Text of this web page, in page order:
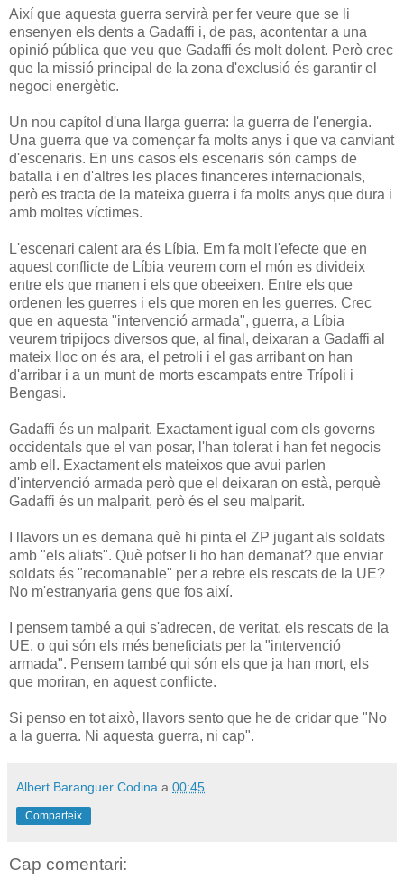
Així que aquesta guerra servirà per fer veure que se li
ensenyen els dents a Gadaffi i, de pas, acontentar a una
opinió pública que veu que Gadaffi és molt dolent. Però crec
que la missió principal de la zona d'exclusió és garantir el
negoci energètic.
Un nou capítol d'una llarga guerra: la guerra de l'energia.
Una guerra que va començar fa molts anys i que va canviant
d'escenaris. En uns casos els escenaris són camps de
batalla i en d'altres les places financeres internacionals,
però es tracta de la mateixa guerra i fa molts anys que dura i
amb moltes víctimes.
L'escenari calent ara és Líbia. Em fa molt l'efecte que en
aquest conflicte de Líbia veurem com el món es divideix
entre els que manen i els que obeeixen. Entre els que
ordenen les guerres i els que moren en les guerres. Crec
que en aquesta "intervenció armada", guerra, a Líbia
veurem tripijocs diversos que, al final, deixaran a Gadaffi al
mateix lloc on és ara, el petroli i el gas arribant on han
d'arribar i a un munt de morts escampats entre Trípoli i
Bengasi.
Gadaffi és un malparit. Exactament igual com els governs
occidentals que el van posar, l'han tolerat i han fet negocis
amb ell. Exactament els mateixos que avui parlen
d'intervenció armada però que el deixaran on està, perquè
Gadaffi és un malparit, però és el seu malparit.
I llavors un es demana què hi pinta el ZP jugant als soldats
amb "els aliats". Què potser li ho han demanat? que enviar
soldats és "recomanable" per a rebre els rescats de la UE?
No m'estranyaria gens que fos així.
I pensem també a qui s'adrecen, de veritat, els rescats de la
UE, o qui són els més beneficiats per la "intervenció
armada". Pensem també qui són els que ja han mort, els
que moriran, en aquest conflicte.
Si penso en tot això, llavors sento que he de cridar que "No
a la guerra. Ni aquesta guerra, ni cap".
Albert Baranguer Codina a 00:45
Comparteix
Cap comentari: